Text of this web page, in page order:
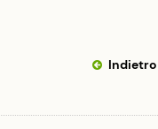
Indietro